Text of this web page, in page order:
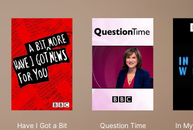
Have I Got a Bit
Question Time
In